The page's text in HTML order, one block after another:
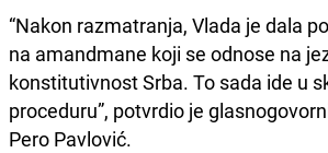
“Nakon razmatranja, Vlada je dala
na amandmane koji se odnose na
konstitutivnost Srba. To sada ide u
proceduru”, potvrdio je
Pero Pavlović.